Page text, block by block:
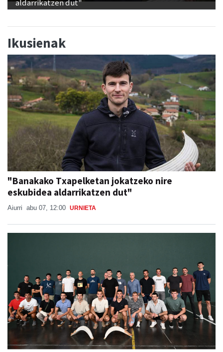
aldarrikatzen dut"
Ikusienak
"Banakako Txapelketan jokatzeko nire
eskubidea aldarrikatzen dut"
Aiurri abu 07, 12:00 URNIETA